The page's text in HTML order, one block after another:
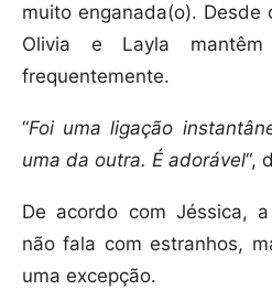
muito enganada(o). Desde
Olivia e Layla mantêm
frequentemente.
“Foi uma ligação
uma da outra. É adorável“,
De acordo com Jéssica,
não fala com estranhos,
uma excepção.